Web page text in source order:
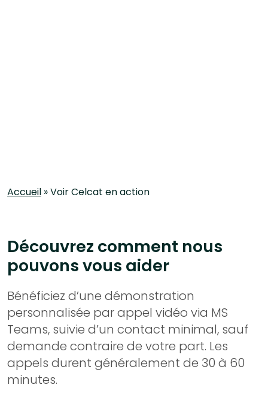
Accueil »Voir Celcat en action
Découvrez comment nous
pouvons vous aider
Bénéficiez d’une démonstration
personnalisée par appel vidéo via MS
Teams, suivie d’un contact minimal, sauf
demande contraire de votre part. Les
appels durent généralement de 30 à 60
minutes.